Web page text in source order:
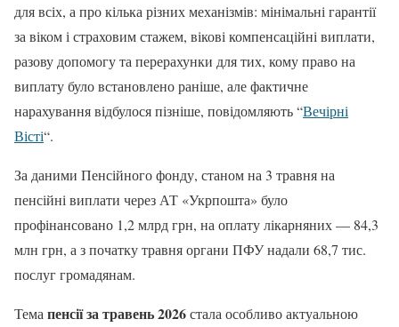
для всіх, а про кілька різних механізмів: мінімальні гарантії
за віком і страховим стажем, вікові компенсаційні виплати,
разову допомогу та перерахунки для тих, кому право на
виплату було встановлено раніше, але фактичне
нарахування відбулося пізніше, повідомляють “Вечірні
Вісті“.
За даними Пенсійного фонду, станом на 3 травня на
пенсійні виплати через АТ «Укрпошта» було
профінансовано 1,2 млрд грн, на оплату лікарняних — 84,3
млн грн, а з початку травня органи ПФУ надали 68,7 тис.
послуг громадянам.
Тема пенсії за травень 2026стала особливо актуальною